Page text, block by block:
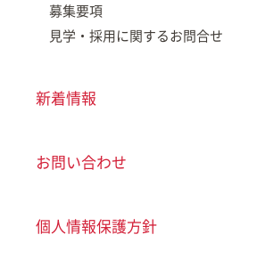
募集要項
見学・採用に関するお問合せ
新着情報
お問い合わせ
個人情報保護方針